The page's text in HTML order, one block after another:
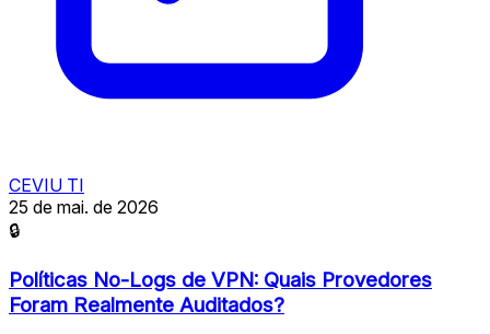
CEVIU TI
25 de mai. de 2026
🔒
Políticas No-Logs de VPN: Quais Provedores
Foram Realmente Auditados?